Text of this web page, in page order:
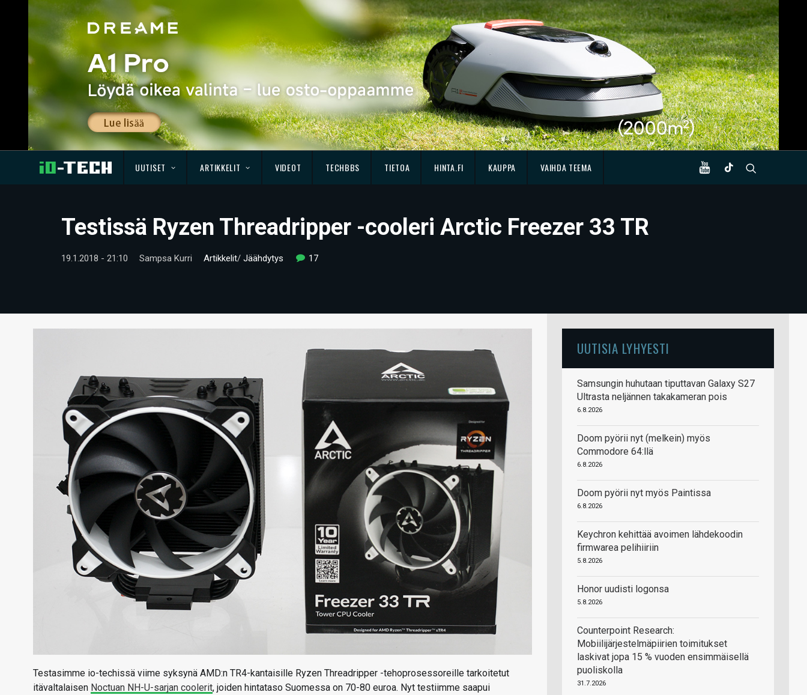
UUTISET ARTIKKELIT VIDEOT TECHBBS TIETOA HINTA.FI KAUPPA VAIHDA TEEMA
Testissä Ryzen Threadripper -cooleri Arctic Freezer 33 TR
19.1.2018 - 21:10 Sampsa Kurri Artikkelit/ Jäähdytys 17
Testasimme io-techissä viime syksynä AMD:n TR4-kantaisille Ryzen Threadripper -tehoprosessoreille tarkoitetut
itävaltalaisen Noctuan NH-U-sarjan coolerit, joiden hintataso Suomessa on 70-80 euroa. Nyt testiimme saapui
UUTISIA LYHYESTI
Samsungin huhutaan tiputtavan Galaxy S27
Ultrasta neljännen takakameran pois
6.8.2026
Doom pyörii nyt (melkein) myös
Commodore 64:llä
6.8.2026
Doom pyörii nyt myös Paintissa
6.8.2026
Keychron kehittää avoimen lähdekoodin
firmwarea pelihiiriin
5.8.2026
Honor uudisti logonsa
5.8.2026
Counterpoint Research:
Mobiilijärjestelmäpiirien toimitukset
laskivat jopa 15 % vuoden ensimmäisellä
puoliskolla
31.7.2026